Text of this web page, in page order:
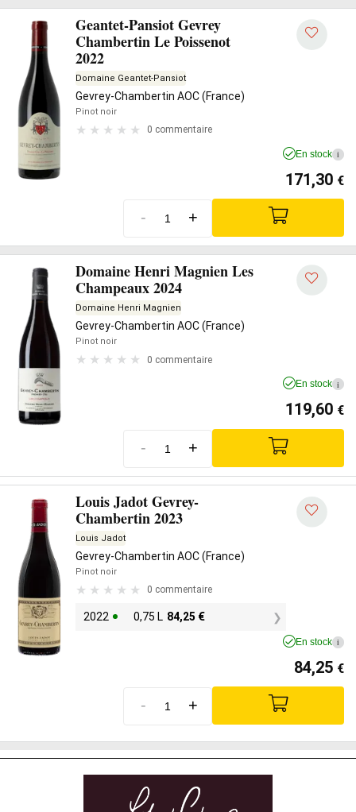
Geantet-Pansiot Gevrey
Chambertin Le Poissenot
2022
Domaine Geantet-Pansiot
Gevrey-Chambertin AOC (France)
Pinot noir
0 commentaire
En stock i
171,30 €
- +
Domaine Henri Magnien Les
Champeaux 2024
Domaine Henri Magnien
Gevrey-Chambertin AOC (France)
Pinot noir
0 commentaire
En stock i
119,60 €
- +
Louis Jadot Gevrey-
Chambertin 2023
Louis Jadot
Gevrey-Chambertin AOC (France)
Pinot noir
0 commentaire
2022 0,75 L 84,25 €
En stock i
84,25 €
- +